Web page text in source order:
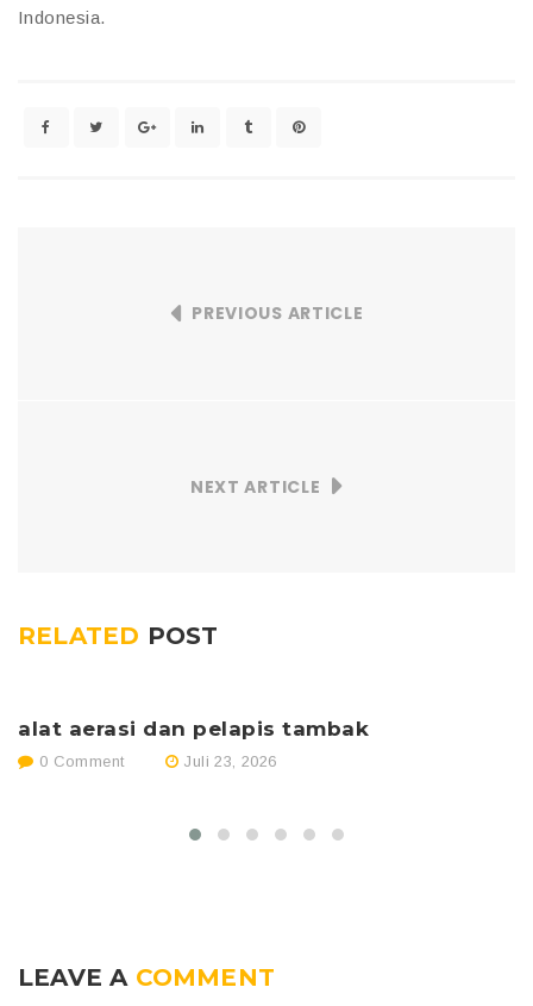
Indonesia.
PREVIOUS ARTICLE
NEXT ARTICLE
RELATED POST
alat aerasi dan pelapis tambak
0 Comment Juli 23, 2026
LEAVE A COMMENT